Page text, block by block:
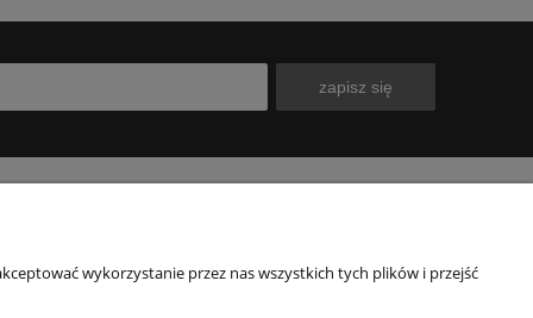
zapisz się
wykorzystanie przez nas wszystkich tych plików i przejść